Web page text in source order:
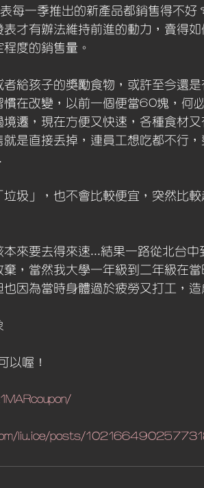
每一季推出的新產品都銷售得不好
才有辦法維持前進的動力，賣得
度的銷售量。
給孩子的獎勵食物，或許至今還
在改變，以前一個便當60塊，何
遷，現在方便又快速，各種食材
是直接丟掉，連員工想吃都不行
圾」，也不會比較便宜，突然比
來要去得來速...結果一路從北台中
，當然我大學一年級到二年級在
因為當時身體過於疲勞又打工，
以喔！
liu.ice/posts/